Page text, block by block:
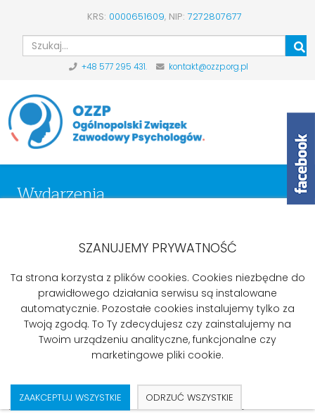
KRS: 0000651609, NIP: 7272807677
+48 577 295 431. kontakt@ozzp.org.pl
Wydarzenia
Dialogu, ul. Limanowskiego 23.
Konferencja dialogu społecznego
14.12.17 w Centrum Dialogu, ul.
Limanowskiego 23.
Pod hasłem: System ochrony zdrowia, z którego zadowoleni są
pacjenci – wizja nowoczesnego, efektywnego kosztowo,
SZANUJEMY PRYWATNOŚĆ
Ta strona korzysta z plików cookies. Cookies niezbędne do
prawidłowego działania serwisu są instalowane
automatycznie. Pozostałe cookies instalujemy tylko za
Twoją zgodą. To Ty zdecydujesz czy zainstalujemy na
Twoim urządzeniu analityczne, funkcjonalne czy
marketingowe pliki cookie.
ZAAKCEPTUJ WSZYSTKIE ODRZUĆ WSZYSTKIE